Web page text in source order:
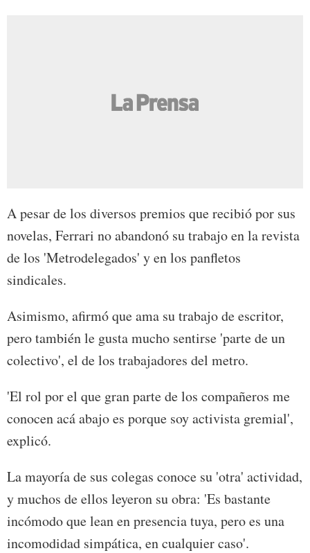
A pesar de los diversos premios que recibió por sus
novelas, Ferrari no abandonó su trabajo en la revista
de los 'Metrodelegados' y en los panfletos
sindicales.
Asimismo, afirmó que ama su trabajo de escritor,
pero también le gusta mucho sentirse 'parte de un
colectivo', el de los trabajadores del metro.
'El rol por el que gran parte de los compañeros me
conocen acá abajo es porque soy activista gremial',
explicó.
La mayoría de sus colegas conoce su 'otra' actividad,
y muchos de ellos leyeron su obra: 'Es bastante
incómodo que lean en presencia tuya, pero es una
incomodidad simpática, en cualquier caso'.